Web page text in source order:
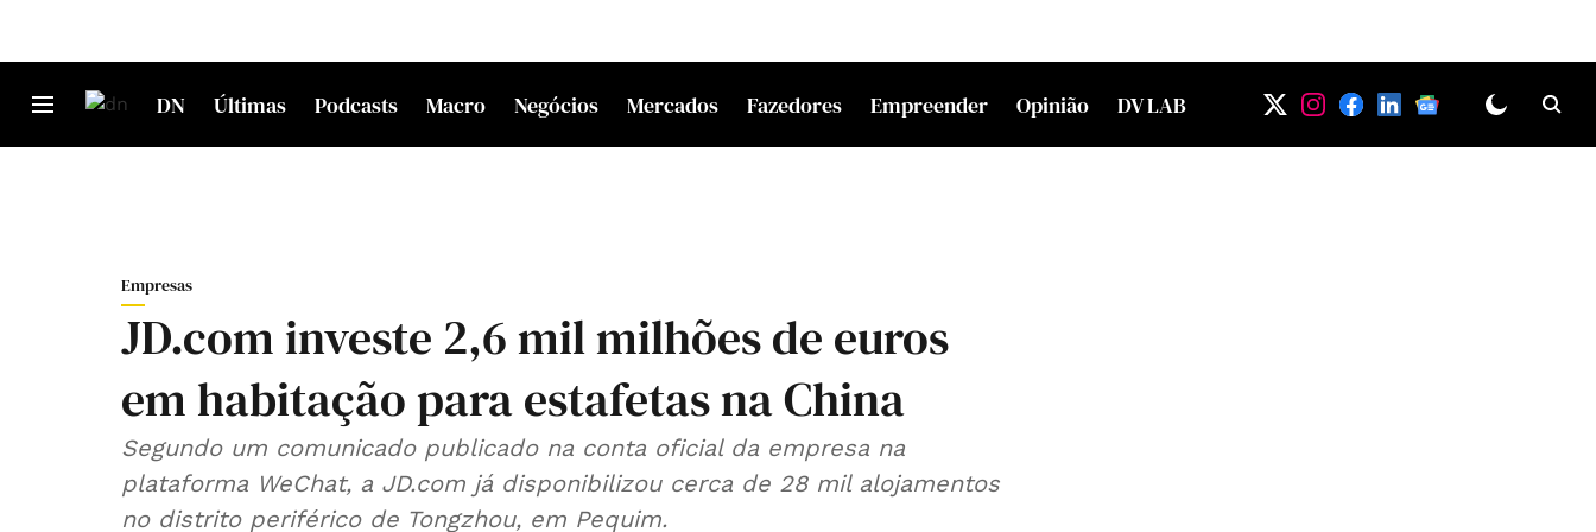
DN Últimas Podcasts Macro Negócios Mercados Fazedores Empreender Opinião DV LAB
Empresas
JD.com investe 2,6 mil milhões de euros
em habitação para estafetas na China
Segundo um comunicado publicado na conta oficial da empresa na
plataforma WeChat, a JD.com já disponibilizou cerca de 28 mil alojamentos
no distrito periférico de Tongzhou, em Pequim.